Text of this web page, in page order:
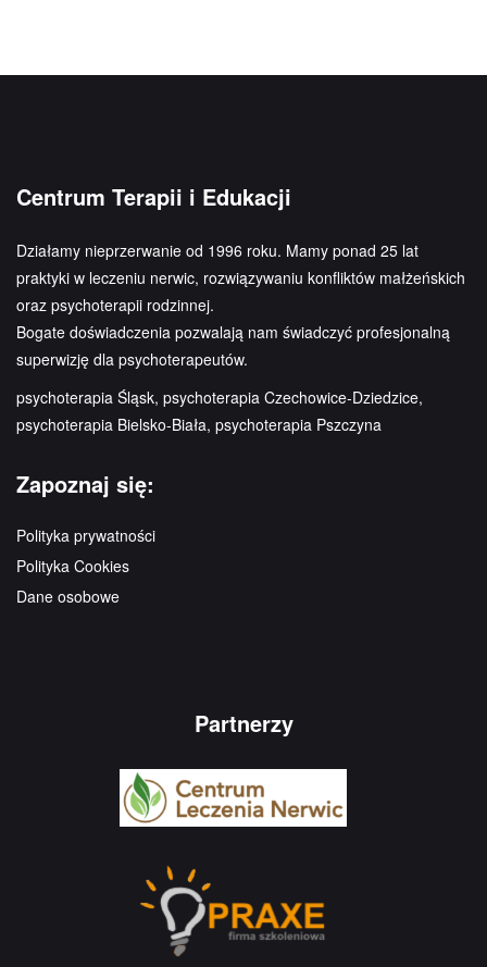
Centrum Terapii i Edukacji
Działamy nieprzerwanie od 1996 roku. Mamy ponad 25 lat
praktyki w leczeniu nerwic, rozwiązywaniu konfliktów małżeńskich
oraz psychoterapii rodzinnej.
Bogate doświadczenia pozwalają nam świadczyć profesjonalną
superwizję dla psychoterapeutów.
psychoterapia Śląsk, psychoterapia Czechowice-Dziedzice,
psychoterapia Bielsko-Biała, psychoterapia Pszczyna
Zapoznaj się:
Polityka prywatności
Polityka Cookies
Dane osobowe
Partnerzy